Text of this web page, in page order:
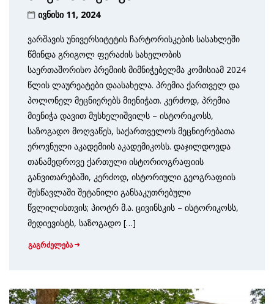
ივნისი 11, 2024
ვარშავის უნივერსიტეტის ჩარტორისკების სასახლეში
წმინდა გრიგოლ ფერაძის სახელობის
საერთაშორისო პრემიის მიმნიჭებელმა კომისიამ 2024
წლის ლაურეატები დაასახელა. პრემია ქართველ და
პოლონელ მეცნიერებს მიენიჭათ. კერძოდ, პრემია
მიენიჭა დავით მუსხელიშვილს – ისტორიკოსს,
საზოგადო მოღვაწეს, საქართველოს მეცნიერებათა
ეროვნული აკადემიის აკადემიკოსს. დაჯილდოვდა
თანამედროვე ქართული ისტორიოგრაფიის
განვითარებაში, კერძოდ, ისტორიული გეოგრაფიის
შესწავლაში შეტანილი განსაკუთრებული
წვლილისთვის; პიოტრ მ.ა. ცივინსკის – ისტორიკოსს,
მედიევისტს, საზოგადო […]
გაგრძელება